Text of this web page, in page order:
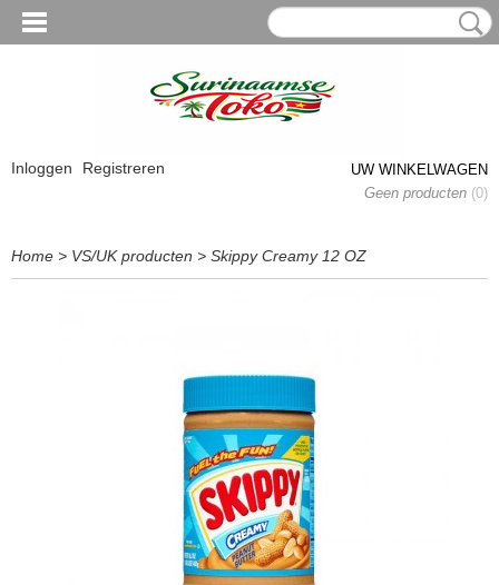
Inloggen Registreren
UW WINKELWAGEN
Geen producten (0)
Home > VS/UK producten > Skippy Creamy 12 OZ